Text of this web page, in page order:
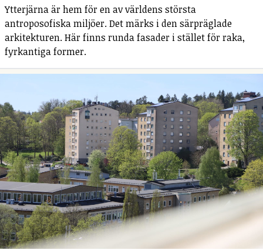
Ytterjärna är hem för en av världens största
antroposofiska miljöer. Det märks i den särpräglade
arkitekturen. Här finns runda fasader i stället för raka,
fyrkantiga former.